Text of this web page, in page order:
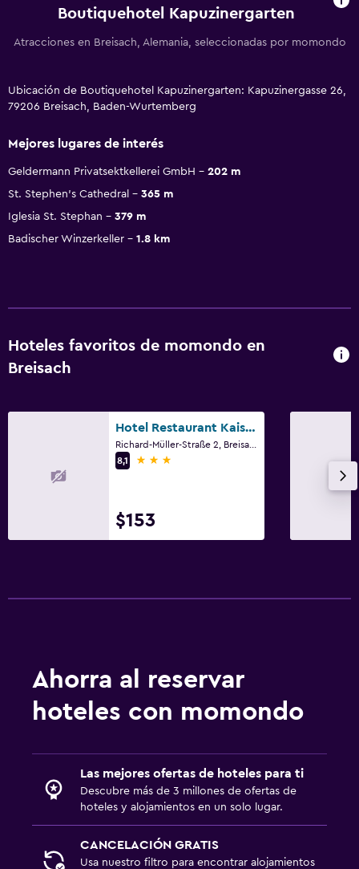
Boutiquehotel Kapuzinergarten
Atracciones en Breisach, Alemania, seleccionadas por momondo
Ubicación de Boutiquehotel Kapuzinergarten: Kapuzinergasse 26,
79206 Breisach, Baden-Wurtemberg
Mejores lugares de interés
Geldermann Privatsektkellerei GmbH
202 m
St. Stephen's Cathedral
365 m
Iglesia St. Stephan
379 m
Badischer Winzerkeller
1.8 km
Hoteles favoritos de momondo en
Breisach
Hotel Restaurant Kaiserstuehler Hof
8,1
3 estrellas
$153
Ahorra al reservar
hoteles con momondo
Las mejores ofertas de hoteles para ti
Descubre más de 3 millones de ofertas de
hoteles y alojamientos en un solo lugar.
CANCELACIÓN GRATIS
Usa nuestro filtro para encontrar alojamientos